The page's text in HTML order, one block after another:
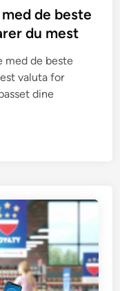
de beste
du mest
med de beste
valuta for
dine